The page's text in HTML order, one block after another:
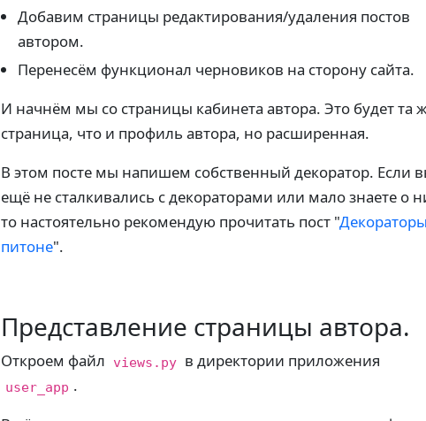
Добавим страницы редактирования/удаления постов
автором.
Перенесём функционал черновиков на сторону сайта.
И начнём мы со страницы кабинета автора. Это будет та
страница, что и профиль автора, но расширенная.
В этом посте мы напишем собственный декоратор. Если
ещё не сталкивались с декораторами или мало знаете о
то настоятельно рекомендую прочитать пост "
питоне".
Представление страницы автора.
Откроем файл views.py в директории приложения
user_app .